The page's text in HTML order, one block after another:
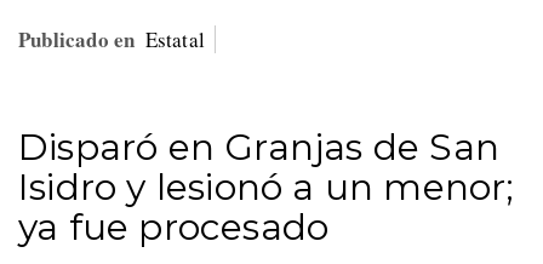
Publicado en Estatal
Disparó en Granjas de San
Isidro y lesionó a un menor;
ya fue procesado